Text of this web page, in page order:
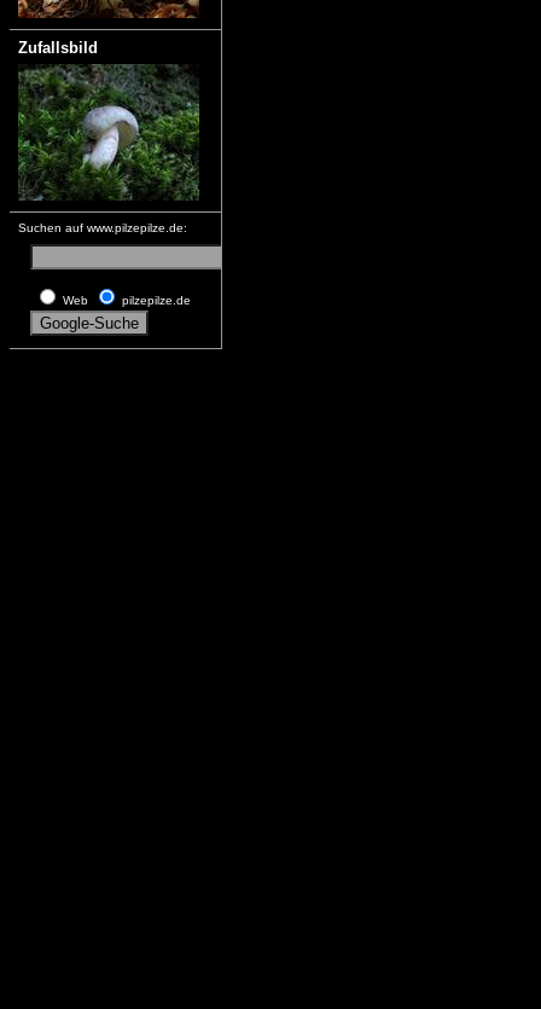
Zufallsbild
Suchen auf www.pilzepilze.de:
Web pilzepilze.de